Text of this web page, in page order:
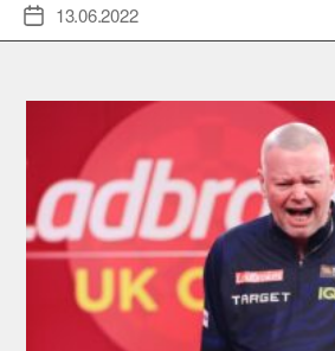
Veröffentlichungsdatum
13.06.2022